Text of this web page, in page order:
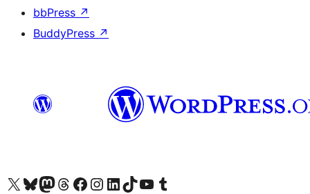
bbPress ↗
BuddyPress ↗
Visit our X (formerly Twitter) account
Visit our Bluesky account
Visit our Mastodon account
Visit our Threads account
訪問我們的 Facebook 專頁Visit our Instagram account
Visit our LinkedIn account
Visit our TikTok account
Visit our YouTube channel
Visit our Tumblr account